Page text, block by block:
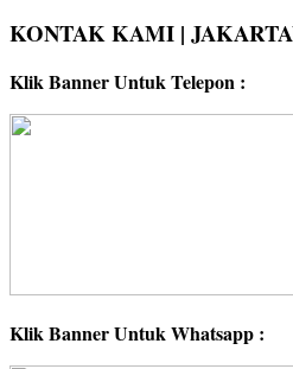
KONTAK KAMI |
Klik Banner Untuk Telepon :
Klik Banner Untuk Whatsapp :